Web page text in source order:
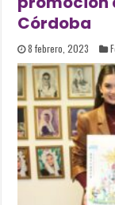
Córdoba
8 febrero, 2023